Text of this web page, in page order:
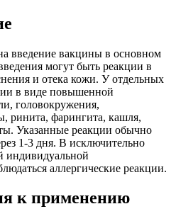
введение вакцины в основном
могут быть реакции в
и отека кожи. У отдельных
в виде повышенной
головокружения,
ринита, фарингита, кашля,
Указанные реакции обычно
1-3 дня. В исключительно
индивидуальной
аллергические реакции.
к применению